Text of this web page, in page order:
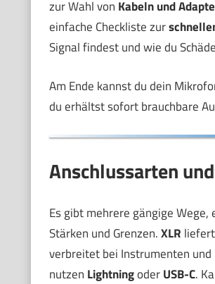
zur Wahl von Kabeln und
einfache Checkliste zur
Signal findest und wie du
Am Ende kannst du dein
du erhältst sofort brauchbare
Anschlussarten
Es gibt mehrere gängige
Stärken und Grenzen.XLR
verbreitet bei Instrumenten und
nutzen LightningoderUSB-C.